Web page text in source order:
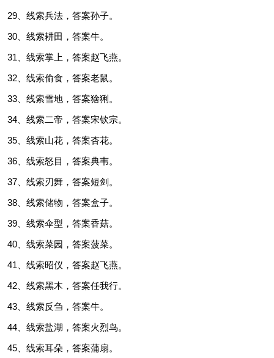
29、线索兵法，答案孙子。
30、线索耕田，答案牛。
31、线索掌上，答案赵飞燕。
32、线索偷食，答案老鼠。
33、线索雪地，答案猞猁。
34、线索二帝，答案宋钦宗。
35、线索山花，答案杏花。
36、线索怒目，答案典韦。
37、线索刃舞，答案短剑。
38、线索储物，答案盒子。
39、线索伞型，答案香菇。
40、线索菜园，答案菠菜。
41、线索昭仪，答案赵飞燕。
42、线索黑木，答案任我行。
43、线索反刍，答案牛。
44、线索盐湖，答案火烈鸟。
45、线索耳朵，答案蒲扇。